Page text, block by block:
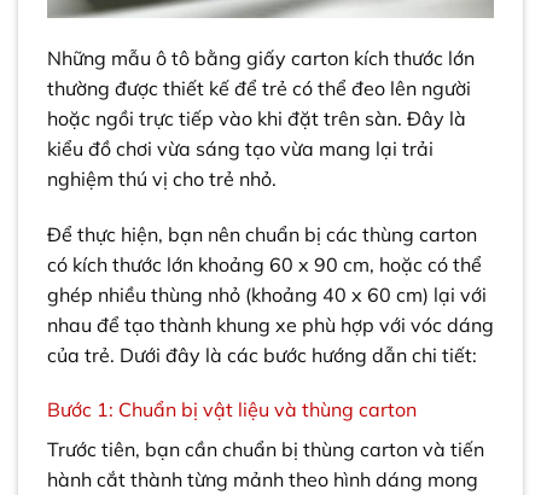
Những mẫu ô tô bằng giấy carton kích thước lớn
thường được thiết kế để trẻ có thể đeo lên người
hoặc ngồi trực tiếp vào khi đặt trên sàn. Đây là
kiểu đồ chơi vừa sáng tạo vừa mang lại trải
nghiệm thú vị cho trẻ nhỏ.
Để thực hiện, bạn nên chuẩn bị các thùng carton
có kích thước lớn khoảng 60 x 90 cm, hoặc có thể
ghép nhiều thùng nhỏ (khoảng 40 x 60 cm) lại với
nhau để tạo thành khung xe phù hợp với vóc dáng
của trẻ. Dưới đây là các bước hướng dẫn chi tiết:
Bước 1: Chuẩn bị vật liệu và thùng carton
Trước tiên, bạn cần chuẩn bị thùng carton và tiến
hành cắt thành từng mảnh theo hình dáng mong